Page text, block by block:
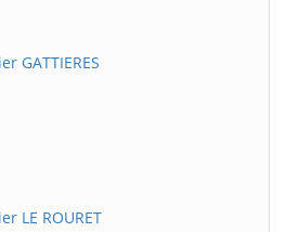
GATTIERES
LE ROURET